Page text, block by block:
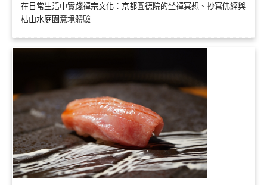
在日常生活中實踐禪宗文化：京都圓德院的坐禪冥想、抄寫佛經與
枯山水庭園意境體驗